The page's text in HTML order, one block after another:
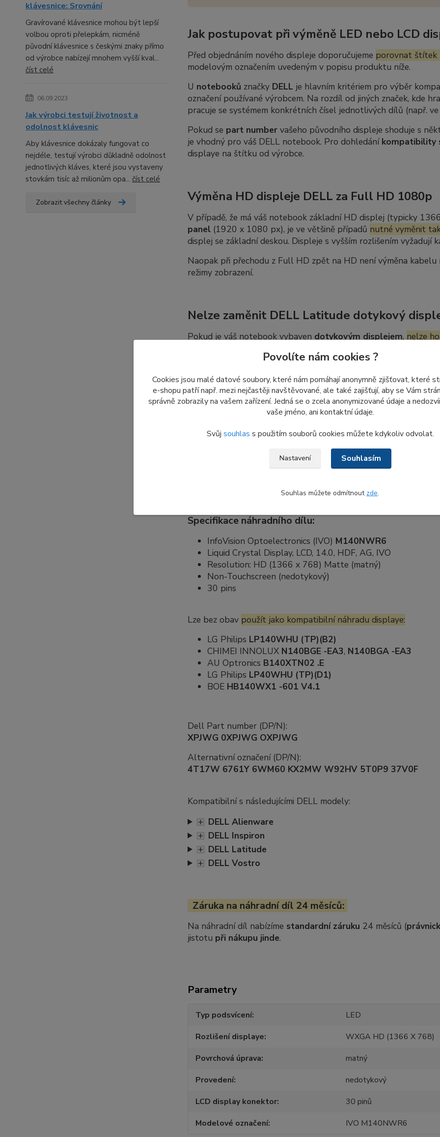
klávesnice: Srovnání
Gravírované klávesnice mohou být lepší
volbou oproti přelepkám, nicméně
původní klávesnice s českými znaky přímo
od výrobce nabízejí mnohem vyšší kval...
číst celé
06.09.2023
Jak výrobci testují životnost a
odolnost klávesnic
Aby klávesnice dokázaly fungovat co
nejdéle, testují výrobci důkladně odolnost
jednotlivých kláves, které jsou vystaveny
stovkám tisíc až milionům opa... číst celé
Zobrazit všechny články
Jak postupovat při výměně LED nebo LCD
Před objednáním nového displeje doporučujeme porovnat štítek
modelovým označením uvedeným v popisu produktu níže.
U notebooků značky DELL je hlavním kritériem pro výběr
označení používané výrobcem. Na rozdíl od jiných značek, kde
pracuje se systémem konkrétních čísel jednotlivých dílů (např.
Pokud se part numbervašeho původního displeje shoduje s
je vhodný pro váš DELL notebook. Pro dohledání kompatibility
displaye na štítku od výrobce.
Výměna HD displeje DELL za Full HD 1080p
V případě, že má váš notebook základní HD displej (typicky
panel(1920 x 1080 px), je ve většině případů nutné vyměnit
displej se základní deskou. Displeje s vyšším rozlišením
Naopak při přechodu z Full HD zpět na HD není výměna
režimy zobrazení.
Nelze zaměnit DELL Latitude dotykový
Pokud je váš notebook vybaven dotykovým displejem, nelze
platí to i naopak. Výměna by si vyžádala úpravy dalších částí
kabel a často i panty. Z tohoto důvodu výměna dotykového a
Doprodej nových LCD displejů ze skladu
Nabízímeposlední kusy nepoužitých displejůze skladových
displeje znovu objednat ani naskladnit.
Z tohoto důvodu námprosím nezasílejte dotazy a žádosti
Specifikace náhradního dílu:
InfoVision Optoelectronics (IVO) M140NWR6
Liquid Crystal Display, LCD, 14.0, HDF, AG, IVO
Resolution: HD (1366 x 768) Matte (matný)
Non-Touchscreen (nedotykový)
30 pins
Lze bez obav použít jako kompatibilní náhradu displaye:
LG Philips LP140WHU (TP)(B2)
CHIMEI INNOLUX N140BGE -EA3, N140BGA -EA3
AU Optronics B140XTN02 .E
LG Philips LP40WHU (TP)(D1)
BOE HB140WX1 -601 V4.1
Dell Part number (DP/N):
XPJWG 0XPJWG OXPJWG
Alternativní označení (DP/N):
4T17W 6761Y 6WM60 KX2MW W92HV 5T0P9 37V0F
Kompatibilní s následujícími DELL modely:
+ DELL Alienware
+ DELL Inspiron
+ DELL Latitude
+ DELL Vostro
Záruka na náhradní díl 24 měsíců:
Na náhradní díl nabízíme standardní záruku 24 měsíců (
jistotu při nákupu jinde.
Parametry
Typ podsvícení
LED
Rozlišení displaye
WXGA HD (1366 X 768)
Povrchová úprava
matný
Provedení
nedotykový
LCD display konektor
30 pinů
Modelové označení
IVO M140NWR6
Povolíte nám cookies ?
Cookies jsou malé datové soubory, které nám pomáhají anonymně zjišťovat, které
e-shopu patří např. mezi nejčastěji navštěvované, ale také zajišťují, aby se Vám
správně zobrazily na vašem zařízení. Jedná se o zcela anonymizované údaje a
vaše jméno, ani kontaktní údaje.
Svůj souhlas s použitím souborů cookies můžete kdykoliv odvolat.
Nastavení Souhlasím
Souhlas můžete odmítnout zde.